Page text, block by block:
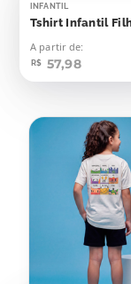
INFANTIL
Tshirt Infantil
A partir de:
R$ 57,98